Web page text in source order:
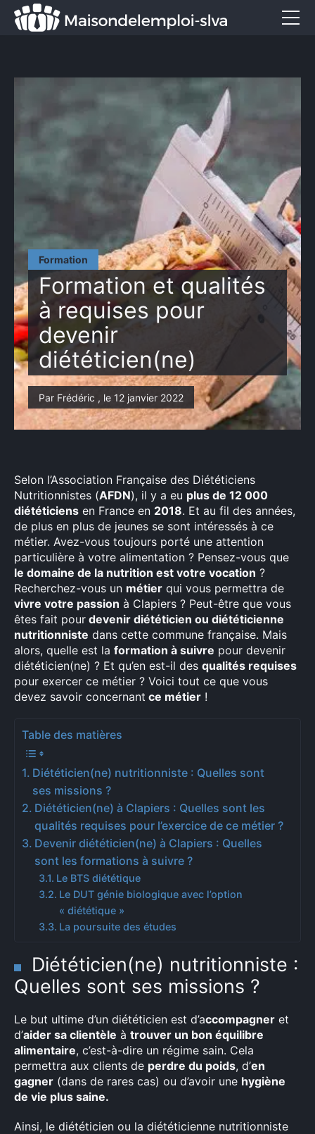
Formation
Formation et qualités
à requises pour
devenir
diététicien(ne)
Par Frédéric , le 12 janvier 2022
Selon l’Association Française des Diététiciens
Nutritionnistes (AFDN), il y a eu plus de 12 000
diététiciens en France en 2018. Et au fil des années,
de plus en plus de jeunes se sont intéressés à ce
métier. Avez-vous toujours porté une attention
particulière à votre alimentation ? Pensez-vous que
le domaine de la nutrition est votre vocation ?
Recherchez-vous un métier qui vous permettra de
vivre votre passion à Clapiers ? Peut-être que vous
êtes fait pour devenir diététicien ou diététicienne
nutritionniste dans cette commune française. Mais
alors, quelle est la formation à suivre pour devenir
diététicien(ne) ? Et qu’en est-il des qualités requises
pour exercer ce métier ? Voici tout ce que vous
devez savoir concernant ce métier !
Table des matières
Diététicien(ne) nutritionniste : Quelles sont
ses missions ?
Diététicien(ne) à Clapiers : Quelles sont les
qualités requises pour l’exercice de ce métier ?
Devenir diététicien(ne) à Clapiers : Quelles
sont les formations à suivre ?
Le BTS diététique
Le DUT génie biologique avec l’option
« diététique »
La poursuite des études
Diététicien(ne) nutritionniste :
Quelles sont ses missions ?
Le but ultime d’un diététicien est d’accompagner et
d’aider sa clientèle à trouver un bon équilibre
alimentaire, c’est-à-dire un régime sain. Cela
permettra aux clients de perdre du poids, d’en
gagner (dans de rares cas) ou d’avoir une hygiène
de vie plus saine.
Ainsi, le diététicien ou la diététicienne nutritionniste
Formation
CONTACT